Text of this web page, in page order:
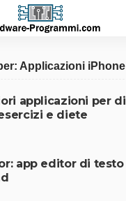
Applicazioni iPhone
applicazioni per
e diete
app editor di testo